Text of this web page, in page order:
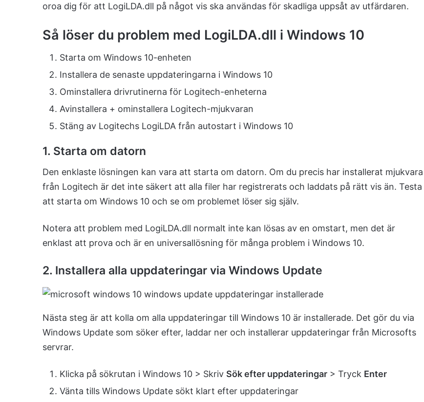
oroa dig för att LogiLDA.dll på något vis ska användas för skadliga uppsåt av utfärdaren.
Så löser du problem med LogiLDA.dll i Windows 10
Starta om Windows 10-enheten
Installera de senaste uppdateringarna i Windows 10
Ominstallera drivrutinerna för Logitech-enheterna
Avinstallera + ominstallera Logitech-mjukvaran
Stäng av Logitechs LogiLDA från autostart i Windows 10
1. Starta om datorn
Den enklaste lösningen kan vara att starta om datorn. Om du precis har installerat mjukvara
från Logitech är det inte säkert att alla filer har registrerats och laddats på rätt vis än. Testa
att starta om Windows 10 och se om problemet löser sig själv.
Notera att problem med LogiLDA.dll normalt inte kan lösas av en omstart, men det är
enklast att prova och är en universallösning för många problem i Windows 10.
2. Installera alla uppdateringar via Windows Update
Nästa steg är att kolla om alla uppdateringar till Windows 10 är installerade. Det gör du via
Windows Update som söker efter, laddar ner och installerar uppdateringar från Microsofts
servrar.
Klicka på sökrutan i Windows 10 > Skriv Sök efter uppdateringar > Tryck Enter
Vänta tills Windows Update sökt klart efter uppdateringar